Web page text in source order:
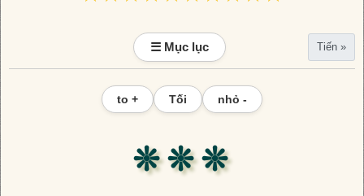
☰ Mục lục Tiến »
to + Tối nhỏ -
❊ ❊ ❊